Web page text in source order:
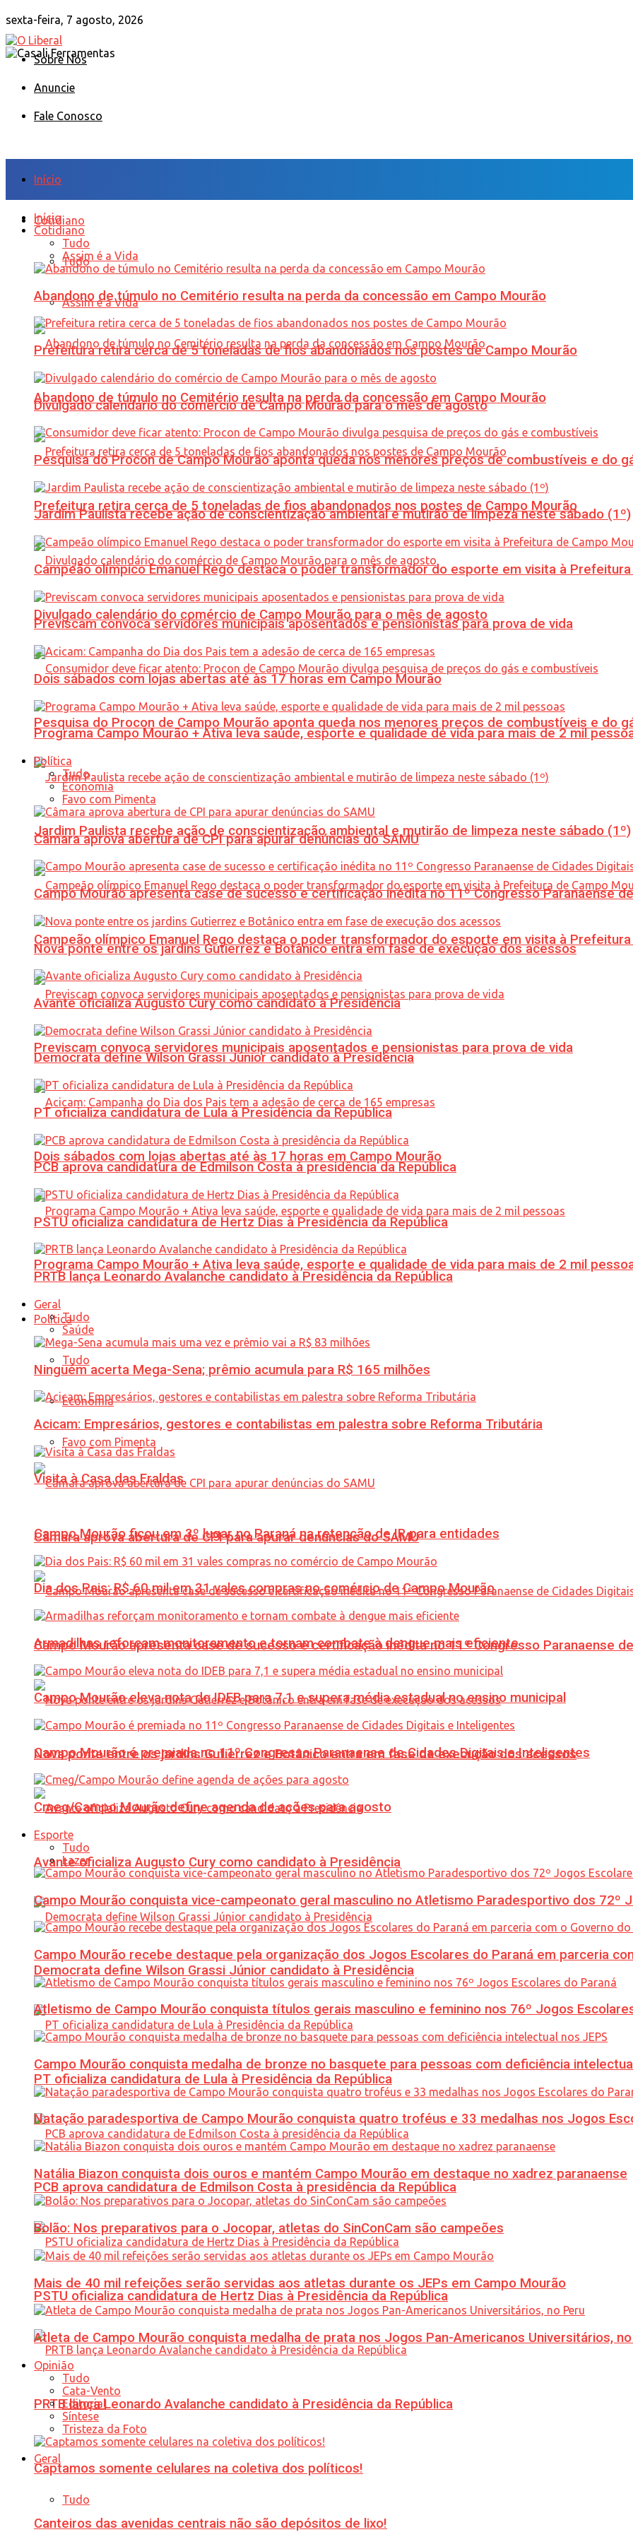
sexta-feira, 7 agosto, 2026
Sobre Nós
Anuncie
Fale Conosco
Início
Cotidiano
Tudo
Assim é a Vida
Abandono de túmulo no Cemitério resulta na perda da concessão em Campo Mourão
Prefeitura retira cerca de 5 toneladas de fios abandonados nos postes de Campo Mourão
Divulgado calendário do comércio de Campo Mourão para o mês de agosto
Pesquisa do Procon de Campo Mourão aponta queda nos menores preços de combustíveis e do
Jardim Paulista recebe ação de conscientização ambiental e mutirão de limpeza neste sábado (1º)
Campeão olímpico Emanuel Rego destaca o poder transformador do esporte em visita à
Previscam convoca servidores municipais aposentados e pensionistas para prova de vida
Dois sábados com lojas abertas até às 17 horas em Campo Mourão
Programa Campo Mourão + Ativa leva saúde, esporte e qualidade de vida para mais de 2 mil
Política
Tudo
Economia
Favo com Pimenta
Câmara aprova abertura de CPI para apurar denúncias do SAMU
Campo Mourão apresenta case de sucesso e certificação inédita no 11º Congresso Paranaense
Nova ponte entre os jardins Gutierrez e Botânico entra em fase de execução dos acessos
Avante oficializa Augusto Cury como candidato à Presidência
Democrata define Wilson Grassi Júnior candidato à Presidência
PT oficializa candidatura de Lula à Presidência da República
PCB aprova candidatura de Edmilson Costa à presidência da República
PSTU oficializa candidatura de Hertz Dias à Presidência da República
PRTB lança Leonardo Avalanche candidato à Presidência da República
Geral
Tudo
Início
Cotidiano
Tudo
Assim é a Vida
Abandono de túmulo no Cemitério resulta na perda da concessão em Campo Mourão
Prefeitura retira cerca de 5 toneladas de fios abandonados nos postes de Campo Mourão
Divulgado calendário do comércio de Campo Mourão para o mês de agosto
Pesquisa do Procon de Campo Mourão aponta queda nos menores preços de combustíveis e do
Jardim Paulista recebe ação de conscientização ambiental e mutirão de limpeza neste sábado (1º)
Campeão olímpico Emanuel Rego destaca o poder transformador do esporte em visita à
Previscam convoca servidores municipais aposentados e pensionistas para prova de vida
Dois sábados com lojas abertas até às 17 horas em Campo Mourão
Programa Campo Mourão + Ativa leva saúde, esporte e qualidade de vida para mais de 2 mil
Política
Tudo
Economia
Favo com Pimenta
Câmara aprova abertura de CPI para apurar denúncias do SAMU
Campo Mourão apresenta case de sucesso e certificação inédita no 11º Congresso Paranaense
Nova ponte entre os jardins Gutierrez e Botânico entra em fase de execução dos acessos
Avante oficializa Augusto Cury como candidato à Presidência
Democrata define Wilson Grassi Júnior candidato à Presidência
PT oficializa candidatura de Lula à Presidência da República
PCB aprova candidatura de Edmilson Costa à presidência da República
PSTU oficializa candidatura de Hertz Dias à Presidência da República
PRTB lança Leonardo Avalanche candidato à Presidência da República
Geral
Tudo
Saúde
Ninguém acerta Mega-Sena; prêmio acumula para R$ 165 milhões
Acicam: Empresários, gestores e contabilistas em palestra sobre Reforma Tributária
Visita à Casa das Fraldas
Campo Mourão ficou em 3º lugar no Paraná na retenção de IR para entidades
Dia dos Pais: R$ 60 mil em 31 vales compras no comércio de Campo Mourão
Armadilhas reforçam monitoramento e tornam combate à dengue mais eficiente
Campo Mourão eleva nota do IDEB para 7,1 e supera média estadual no ensino municipal
Campo Mourão é premiada no 11º Congresso Paranaense de Cidades Digitais e Inteligentes
Cmeg/Campo Mourão define agenda de ações para agosto
Esporte
Tudo
Lazer
Campo Mourão conquista vice-campeonato geral masculino no Atletismo Paradesportivo dos 72º
Campo Mourão recebe destaque pela organização dos Jogos Escolares do Paraná em parceria
Atletismo de Campo Mourão conquista títulos gerais masculino e feminino nos 76º Jogos
Campo Mourão conquista medalha de bronze no basquete para pessoas com deficiência
Natação paradesportiva de Campo Mourão conquista quatro troféus e 33 medalhas nos Jogos
Natália Biazon conquista dois ouros e mantém Campo Mourão em destaque no xadrez paranaense
Bolão: Nos preparativos para o Jocopar, atletas do SinConCam são campeões
Mais de 40 mil refeições serão servidas aos atletas durante os JEPs em Campo Mourão
Atleta de Campo Mourão conquista medalha de prata nos Jogos Pan-Americanos Universitários,
Opinião
Tudo
Cata-Vento
Editorial
Síntese
Tristeza da Foto
Captamos somente celulares na coletiva dos políticos!
Canteiros das avenidas centrais não são depósitos de lixo!